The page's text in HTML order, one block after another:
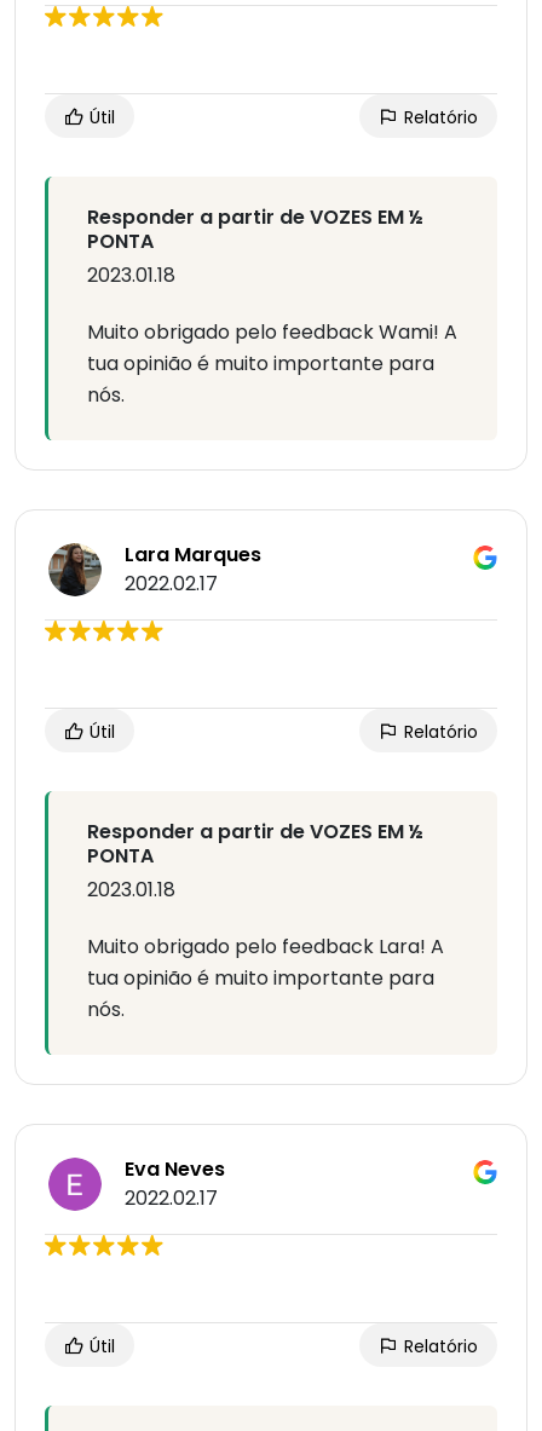
Útil Relatório
Responder a partir de VOZES EM ½
PONTA
2023.01.18
Muito obrigado pelo feedback Wami! A
tua opinião é muito importante para
nós.
Lara Marques
2022.02.17
Útil Relatório
Responder a partir de VOZES EM ½
PONTA
2023.01.18
Muito obrigado pelo feedback Lara! A
tua opinião é muito importante para
nós.
Eva Neves
2022.02.17
Útil Relatório